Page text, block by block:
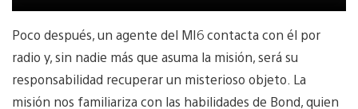
Poco después, un agente del MI6 contacta con él por
radio y, sin nadie más que asuma la misión, será su
responsabilidad recuperar un misterioso objeto. La
misión nos familiariza con las habilidades de Bond, quien